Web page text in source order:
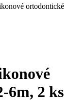
ortodontické
6m, 2 ks